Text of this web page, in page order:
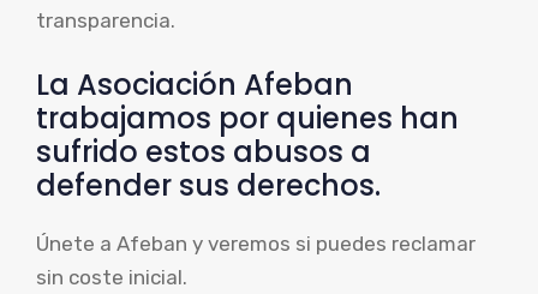
transparencia.
La Asociación Afeban
trabajamos por quienes han
sufrido estos abusos a
defender sus derechos.
Únete a Afeban y veremos si puedes reclamar
sin coste inicial.